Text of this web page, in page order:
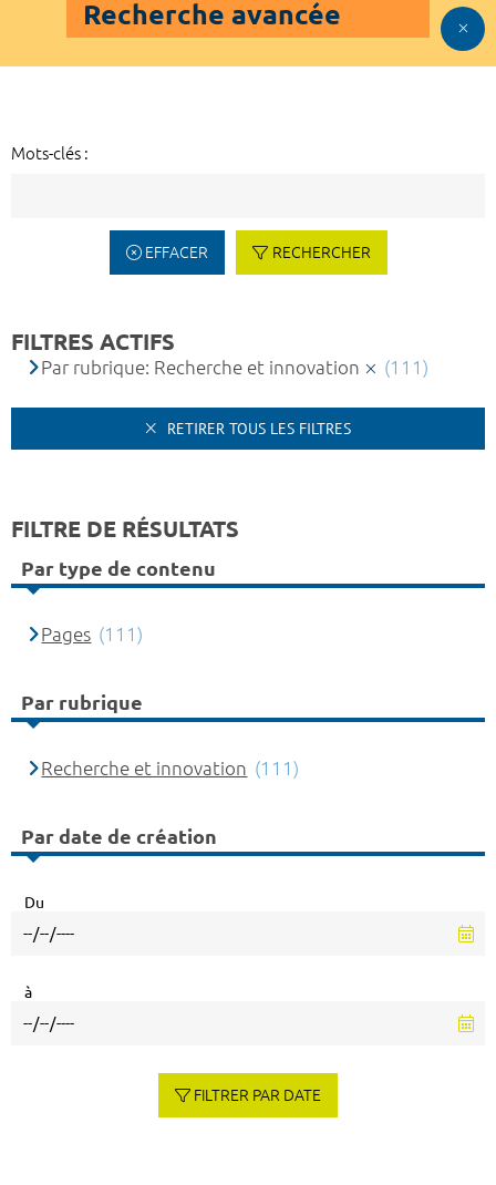
Recherche avancée
Mots-clés :
EFFACER RECHERCHER
FILTRES ACTIFS
Par rubrique: Recherche et innovation (111)
RETIRER TOUS LES FILTRES
FILTRE DE RÉSULTATS
Par type de contenu
Pages (111)
Par rubrique
Recherche et innovation (111)
Par date de création
Du
à
FILTRER PAR DATE